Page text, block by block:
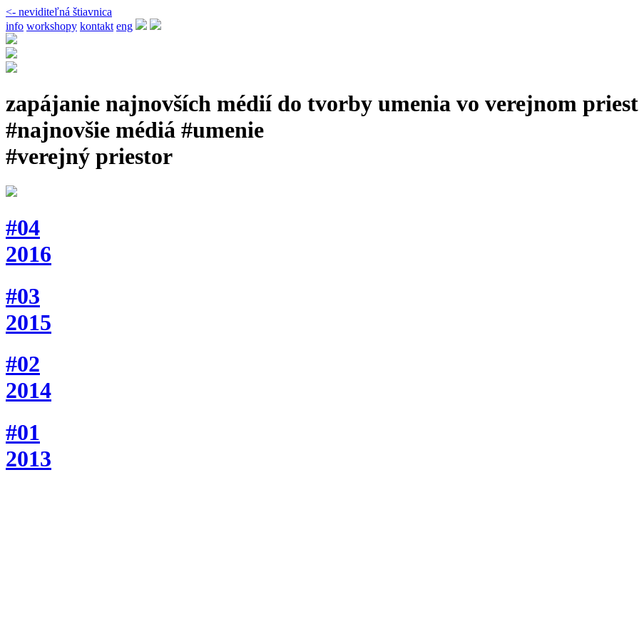
<- neviditeľná štiavnica
info workshopy kontakt eng
zapájanie najnovších médií do tvorby umenia vo verejnom
#najnovšie médiá #umenie
#verejný priestor
#04
2016
#03
2015
#02
2014
#01
2013